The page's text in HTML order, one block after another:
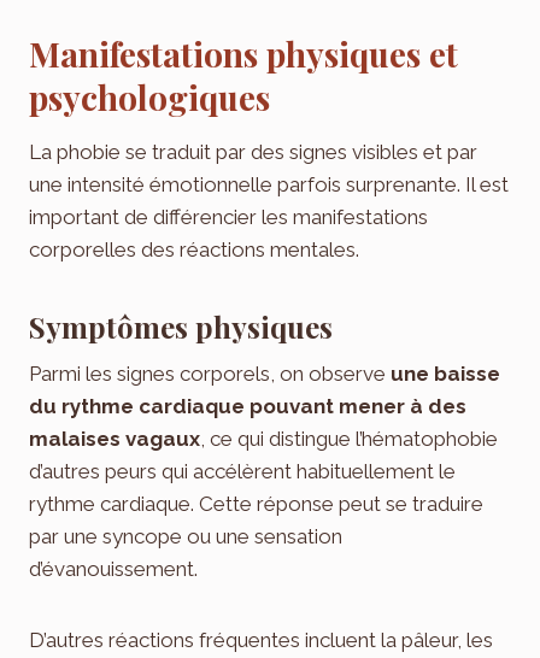
Manifestations physiques et
psychologiques
La phobie se traduit par des signes visibles et par
une intensité émotionnelle parfois surprenante. Il est
important de différencier les manifestations
corporelles des réactions mentales.
Symptômes physiques
Parmi les signes corporels, on observe une baisse
du rythme cardiaque pouvant mener à des
malaises vagaux , ce qui distingue l’hématophobie
d’autres peurs qui accélèrent habituellement le
rythme cardiaque. Cette réponse peut se traduire
par une syncope ou une sensation
d’évanouissement.
D’autres réactions fréquentes incluent la pâleur, les